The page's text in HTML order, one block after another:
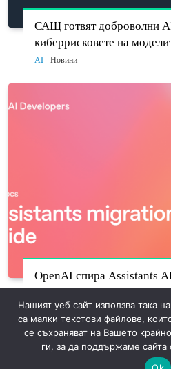
САЩ готвят доброволни
киберрисковете на
политически въпрос
AI Новини
OpenAI спира Assistants
AI Новини
Нашият уеб сайт използва така
са малки текстови файлове,
се съхраняват на Вашето
ги, за да поддържаме сайта